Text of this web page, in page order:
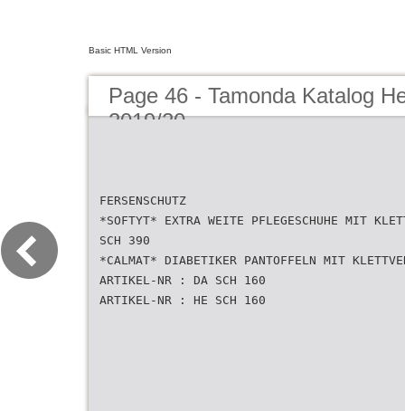
Basic HTML Version
Page 46 - Tamonda Katalog
2019/20
FERSENSCHUTZ
*SOFTYT* EXTRA WEITE PFLEGESCHUHE MIT
SCH 390
*CALMAT* DIABETIKER PANTOFFELN MIT
ARTIKEL-NR : DA SCH 160
ARTIKEL-NR : HE SCH 160